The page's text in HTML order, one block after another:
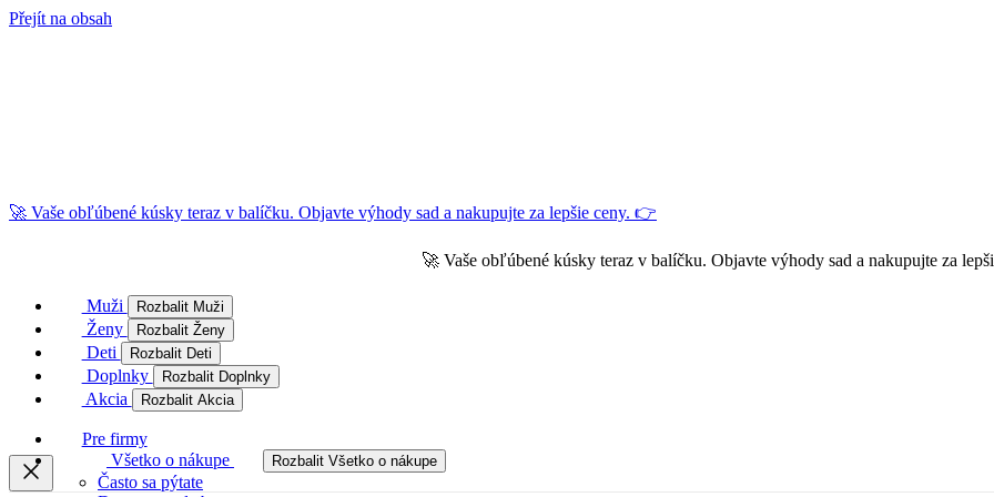
Přejít na obsah
🚀 Vaše obľúbené kúsky teraz v balíčku. Objavte výhody sad a nakupujte za lepšie ceny. 👉
🚀 Vaše obľúbené kúsky teraz v balíčku. Objavte výhody sad a nakupujte za
Muži Rozbalit Muži
Ženy Rozbalit Ženy
Deti Rozbalit Deti
Doplnky Rozbalit Doplnky
Akcia Rozbalit Akcia
Pre firmy
Všetko o nákupe
Rozbalit Všetko o nákupe
Často sa pýtate